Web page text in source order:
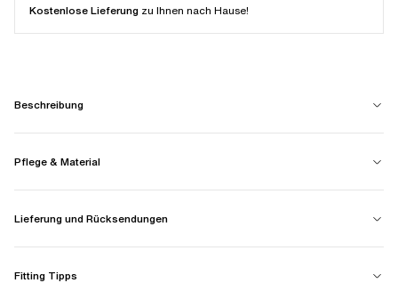
Kostenlose Lieferung zu Ihnen nach Hause!
Beschreibung
Pflege & Material
Lieferung und Rücksendungen
Fitting Tipps